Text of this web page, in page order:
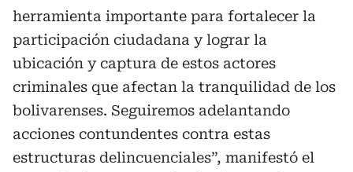
herramienta importante para fortalecer la
participación ciudadana y lograr la
ubicación y captura de estos actores
criminales que afectan la tranquilidad de los
bolivarenses. Seguiremos adelantando
acciones contundentes contra estas
estructuras delincuenciales”, manifestó el